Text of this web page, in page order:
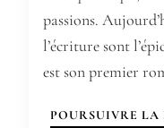
passions.
l’écriture sont
est son premier
POURSUIVRE LA